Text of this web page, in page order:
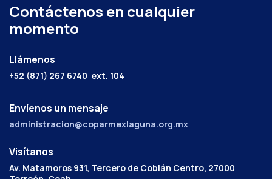
Contáctenos en cualquier
momento
Llámenos
+52 (871) 267 6740 ext. 104
Envíenos un mensaje
administracion@coparmexlaguna.org.mx
Visítanos
Av. Matamoros 931, Tercero de Cobián Centro, 27000